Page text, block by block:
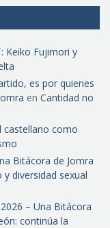
Keiko Fujimori y
es por quienes
en Cantidad no
castellano como
Bitácora de Jomra
diversidad sexual
– Una Bitácora
continúa la